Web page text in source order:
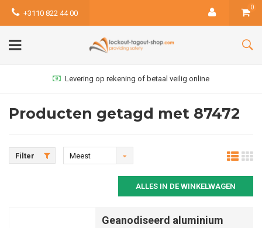
+3110 822 44 00
0
Levering op rekening of betaal veilig online
Producten getagd met 87472
Filter
Meest
ALLES IN DE WINKELWAGEN
Geanodiseerd aluminium